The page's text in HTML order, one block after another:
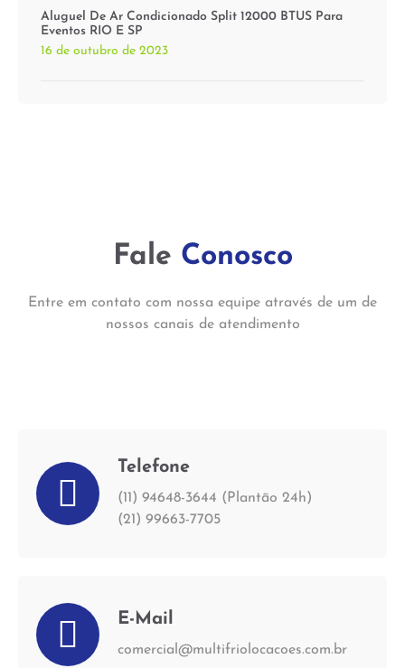
Aluguel De Ar Condicionado Split 12000 BTUS Para
Eventos RIO E SP
16 de outubro de 2023
Fale Conosco
Entre em contato com nossa equipe através de um de
nossos canais de atendimento
Telefone
(11) 94648-3644 (Plantão 24h)
(21) 99663-7705
E-Mail
comercial@multifriolocacoes.com.br